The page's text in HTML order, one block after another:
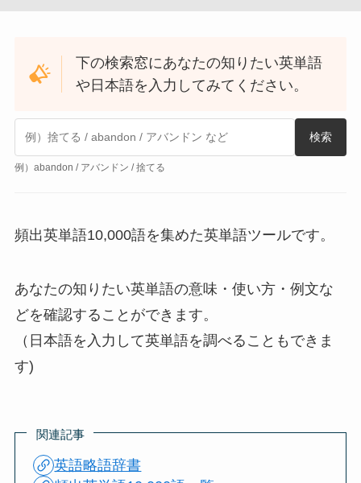
下の検索窓にあなたの知りたい英単語
や日本語を入力してみてください。
検索
例）abandon / アバンドン / 捨てる
頻出英単語10,000語を集めた英単語ツールです。
あなたの知りたい英単語の意味・使い方・例文な
どを確認することができます。
（日本語を入力して英単語を調べることもできま
す)
関連記事
英語略語辞書